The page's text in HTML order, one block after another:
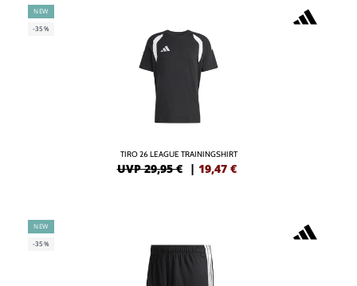
NEW
-35%
TIRO 26 LEAGUE TRAININGSHIRT
UVP 29,95 € | 19,47 €
NEW
-35%